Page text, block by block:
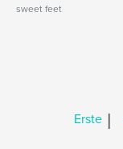
sweet feet
Erste |